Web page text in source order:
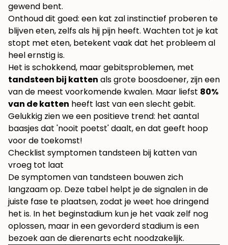
gewend bent.
Onthoud dit goed: een kat zal instinctief proberen te
blijven eten, zelfs als hij pijn heeft. Wachten tot je kat
stopt met eten, betekent vaak dat het probleem al
heel ernstig is.
Het is schokkend, maar gebitsproblemen, met
tandsteen bij katten als grote boosdoener, zijn een
van de meest voorkomende kwalen. Maar liefst 80%
van de katten heeft last van een slecht gebit.
Gelukkig zien we een positieve trend: het aantal
baasjes dat 'nooit poetst' daalt, en dat geeft hoop
voor de toekomst!
Checklist symptomen tandsteen bij katten van
vroeg tot laat
De symptomen van tandsteen bouwen zich
langzaam op. Deze tabel helpt je de signalen in de
juiste fase te plaatsen, zodat je weet hoe dringend
het is. In het beginstadium kun je het vaak zelf nog
oplossen, maar in een gevorderd stadium is een
bezoek aan de dierenarts echt noodzakelijk.